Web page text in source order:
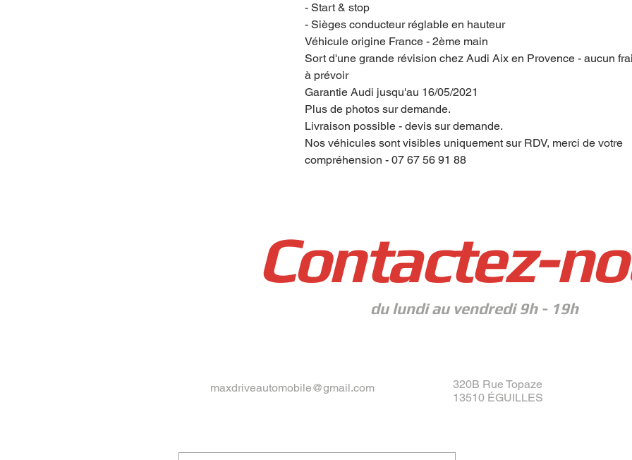
- Start & stop
- Sièges conducteur réglable en hauteur
Véhicule origine France - 2ème main
Sort d'une grande révision chez Audi Aix en Provence - aucun
à prévoir
Garantie Audi jusqu'au 16/05/2021
Plus de photos sur demande.
Livraison possible - devis sur demande.
Nos véhicules sont visibles uniquement sur RDV, merci de votre
compréhension - 07 67 56 91 88
Contactez-
du lundi au vendredi 9h - 19h
maxdriveautomobile@gmail.com
320B Rue Topaze
13510 ÉGUILLES